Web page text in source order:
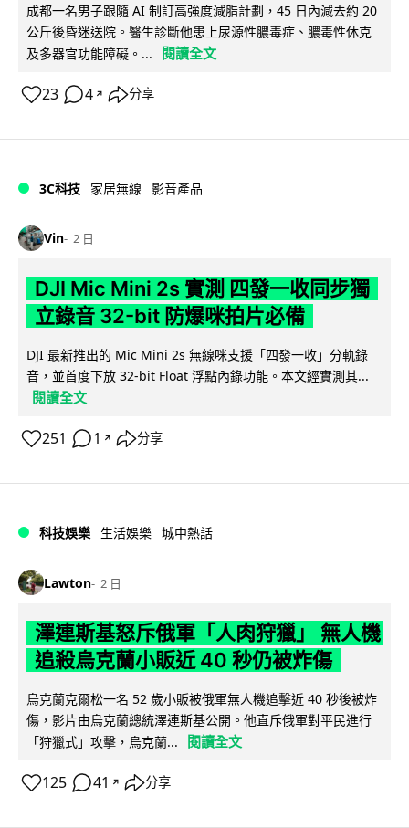
成都一名男子跟隨 AI 制訂高強度減脂計劃，45 日內減去約 20
公斤後昏迷送院。醫生診斷他患上尿源性膿毒症、膿毒性休克
及多器官功能障礙。...
閱讀全文
23 4 ↗ 分享
3C科技 家居無線 影音產品
Vin 2 日
DJI Mic Mini 2s 實測 四發一收同步獨
立錄音 32-bit 防爆咪拍片必備
DJI 最新推出的 Mic Mini 2s 無線咪支援「四發一收」分軌錄
音，並首度下放 32-bit Float 浮點內錄功能。本文經實測其...
閱讀全文
251 1 ↗ 分享
科技娛樂 生活娛樂 城中熱話
Lawton 2 日
澤連斯基怒斥俄軍「人肉狩獵」 無人機
追殺烏克蘭小販近 40 秒仍被炸傷
烏克蘭克爾松一名 52 歲小販被俄軍無人機追擊近 40 秒後被炸
傷，影片由烏克蘭總統澤連斯基公開。他直斥俄軍對平民進行
「狩獵式」攻擊，烏克蘭...
閱讀全文
125 41 ↗ 分享